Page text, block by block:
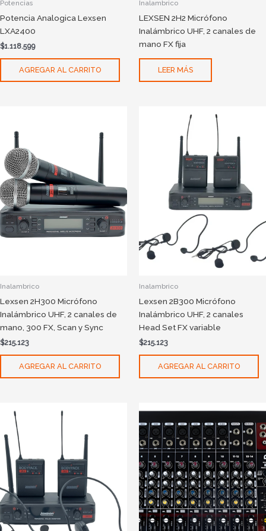
Potencias
Potencia Analogica Lexsen
LXA2400
$1.118.599
AGREGAR AL CARRITO
Inalambrico
LEXSEN 2H2 Micrófono
Inalámbrico UHF, 2 canales de
mano FX fija
LEER MÁS
Inalambrico
Lexsen 2H300 Micrófono
Inalámbrico UHF, 2 canales de
mano, 300 FX, Scan y Sync
$215.123
AGREGAR AL CARRITO
Inalambrico
Lexsen 2B300 Micrófono
Inalámbrico UHF, 2 canales
Head Set FX variable
$215.123
AGREGAR AL CARRITO